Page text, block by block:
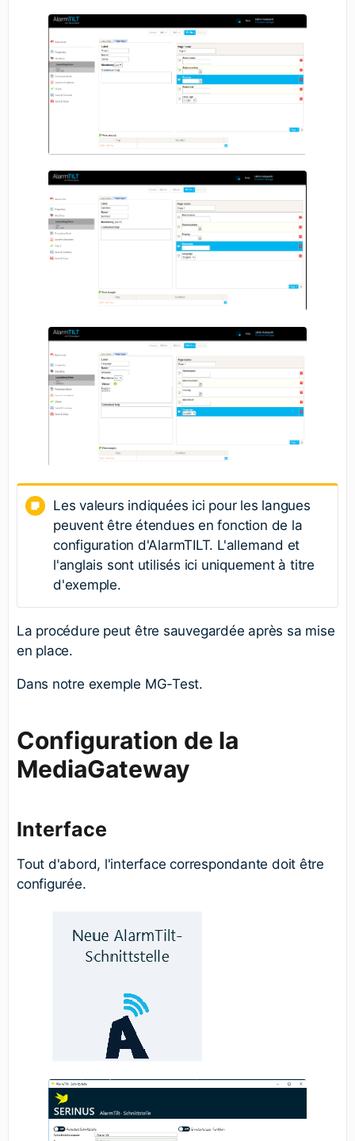
Les valeurs indiquées ici pour les langues
peuvent être étendues en fonction de la
configuration d'AlarmTILT. L'allemand et
l'anglais sont utilisés ici uniquement à titre
d'exemple.
La procédure peut être sauvegardée après sa mise
en place.
Dans notre exemple MG-Test.
Configuration de la
MediaGateway
Interface
Tout d'abord, l'interface correspondante doit être
configurée.